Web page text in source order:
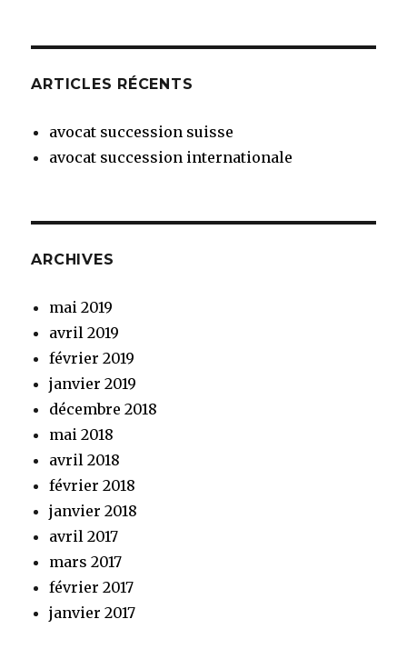
ARTICLES RÉCENTS
avocat succession suisse
avocat succession internationale
ARCHIVES
mai 2019
avril 2019
février 2019
janvier 2019
décembre 2018
mai 2018
avril 2018
février 2018
janvier 2018
avril 2017
mars 2017
février 2017
janvier 2017